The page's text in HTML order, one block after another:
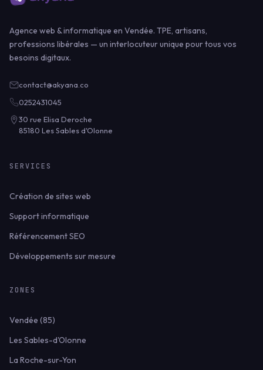
Agence web & informatique en Vendée. TPE, artisans,
professions libérales — un interlocuteur unique pour tous vos
besoins digitaux.
contact@akyana.co
0252431045
30 rue Elisa Deroche
85180 Les Sables d'Olonne
SERVICES
Création de sites web
Support informatique
Référencement SEO
Développements sur mesure
ZONES
Vendée (85)
Les Sables-d'Olonne
La Roche-sur-Yon